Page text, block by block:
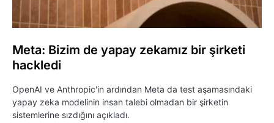
Meta: Bizim de yapay zekamız bir şirketi
hackledi
OpenAI ve Anthropic'in ardından Meta da test aşamasındaki
yapay zeka modelinin insan talebi olmadan bir şirketin
sistemlerine sızdığını açıkladı.